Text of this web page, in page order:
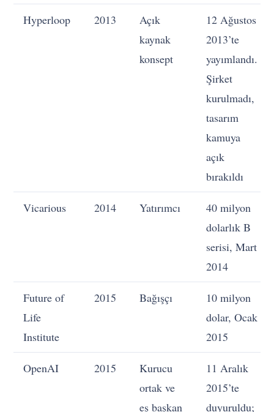
Hyperloop 2013
Açık
kaynak
konsept
12 Ağustos
2013’te
yayımlandı.
Şirket
kurulmadı,
tasarım
kamuya
açık
bırakıldı
Vicarious 2014 Yatırımcı
40 milyon
dolarlık B
serisi, Mart
2014
Future of
Life
Institute
2015 Bağışçı
10 milyon
dolar, Ocak
2015
OpenAI 2015
Kurucu
ortak ve
eş başkan
11 Aralık
2015’te
duyuruldu;